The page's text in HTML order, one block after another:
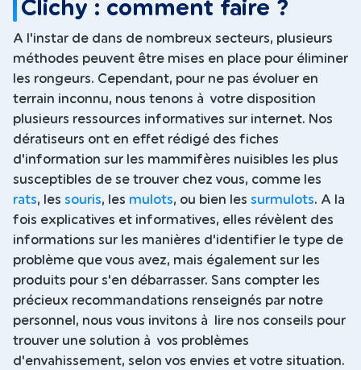
Clichy : comment faire ?
A l'instar de dans de nombreux secteurs, plusieurs
méthodes peuvent être mises en place pour éliminer
les rongeurs. Cependant, pour ne pas évoluer en
terrain inconnu, nous tenons à votre disposition
plusieurs ressources informatives sur internet. Nos
dératiseurs ont en effet rédigé des fiches
d'information sur les mammifères nuisibles les plus
susceptibles de se trouver chez vous, comme les
rats, les souris, les mulots, ou bien les surmulots. A la
fois explicatives et informatives, elles révèlent des
informations sur les manières d'identifier le type de
problème que vous avez, mais également sur les
produits pour s'en débarrasser. Sans compter les
précieux recommandations renseignés par notre
personnel, nous vous invitons à lire nos conseils pour
trouver une solution à vos problèmes
d'envahissement, selon vos envies et votre situation.